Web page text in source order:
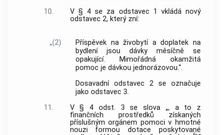
10.
V § 4 se za odstavec 1 vkládá nový
odstavec 2, který zní:
„(2)
Příspěvek na živobytí a doplatek na
bydlení jsou dávky měsíčně se
opakující. Mimořádná okamžitá
pomoc je dávkou jednorázovou.“.
Dosavadní odstavec 2 se označuje
jako odstavec 3.
11.
V § 4 odst. 3 se slova „, a to z
finančních prostředků získaných
příslušným orgánem pomoci v hmotné
nouzi formou dotace poskytované